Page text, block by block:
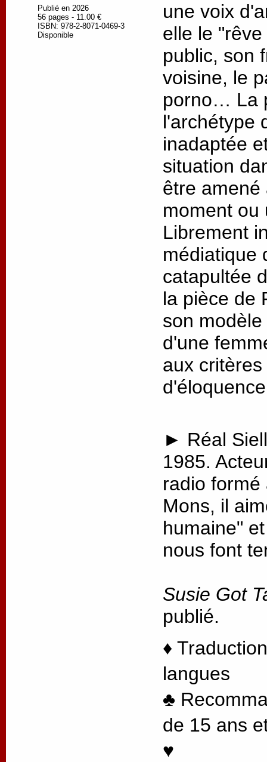
Publié en 2026
56 pages - 11.00 €
ISBN: 978-2-8071-0469-3
Disponible
une voix
elle le
public, son
voisine, le
porno… La
l'archétype
inadaptée
situation
être amené
moment ou
Librement
médiatique
catapultée
la pièce de
son
d'une
aux
► Réal
1985.
radio
Mons, il
humaine"
nous font
Susie Got
publié.
♦
langues
♣
de 15 ans
♥